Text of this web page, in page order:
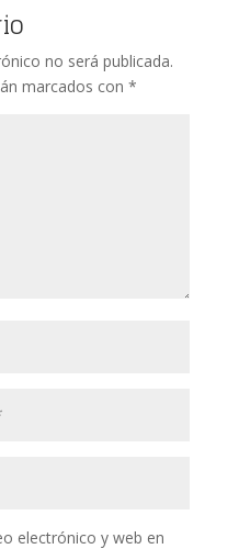
no será publicada.
marcados con *
electrónico y web en